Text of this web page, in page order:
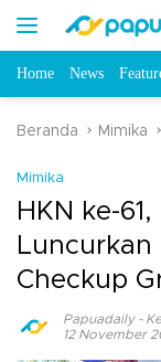
Home News
Beranda Mimika
Mimika
HKN ke-
Luncurkan
Checkup
Papuadaily-
12 November